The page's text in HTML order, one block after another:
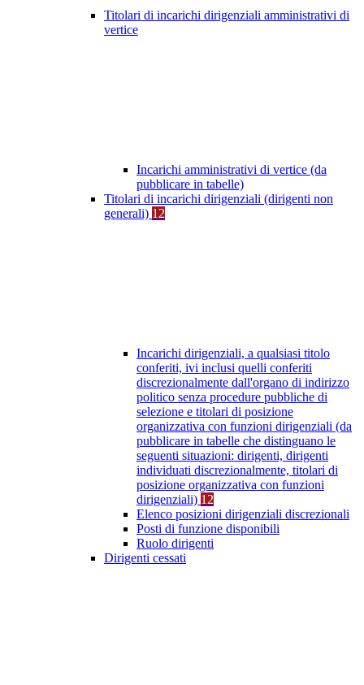
Titolari di incarichi dirigenziali amministrativi di
vertice
Incarichi amministrativi di vertice (da
pubblicare in tabelle)
Titolari di incarichi dirigenziali (dirigenti non
generali) 12
Incarichi dirigenziali, a qualsiasi titolo
conferiti, ivi inclusi quelli conferiti
discrezionalmente dall'organo di indirizzo
politico senza procedure pubbliche di
selezione e titolari di posizione
organizzativa con funzioni dirigenziali (da
pubblicare in tabelle che distinguano le
seguenti situazioni: dirigenti, dirigenti
individuati discrezionalmente, titolari di
posizione organizzativa con funzioni
dirigenziali) 12
Elenco posizioni dirigenziali discrezionali
Posti di funzione disponibili
Ruolo dirigenti
Dirigenti cessati